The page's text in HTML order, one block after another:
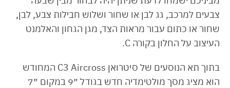
צבעים למרכב, גג לבן או שחור ושלוש חבילות צבע, לבן,
שחור או כתום עבור מראות הצד, מגן הגחון והאלמנט
העיצוב על החלון בקורה C.
בתוך תא הנוסעים של סיטרואן C3 Aircross המחודש
הוא מציג מסך מולטימדיה חדש בגודל ״9 במקום ״7